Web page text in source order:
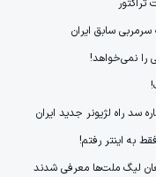
تراکتور
سرمربی سابق ایران
را نمی‌خواهد!
سد راه لژیونر جدید ایران
به اینتر رفتم!
لیگ ملت‌ها معرفی شدند